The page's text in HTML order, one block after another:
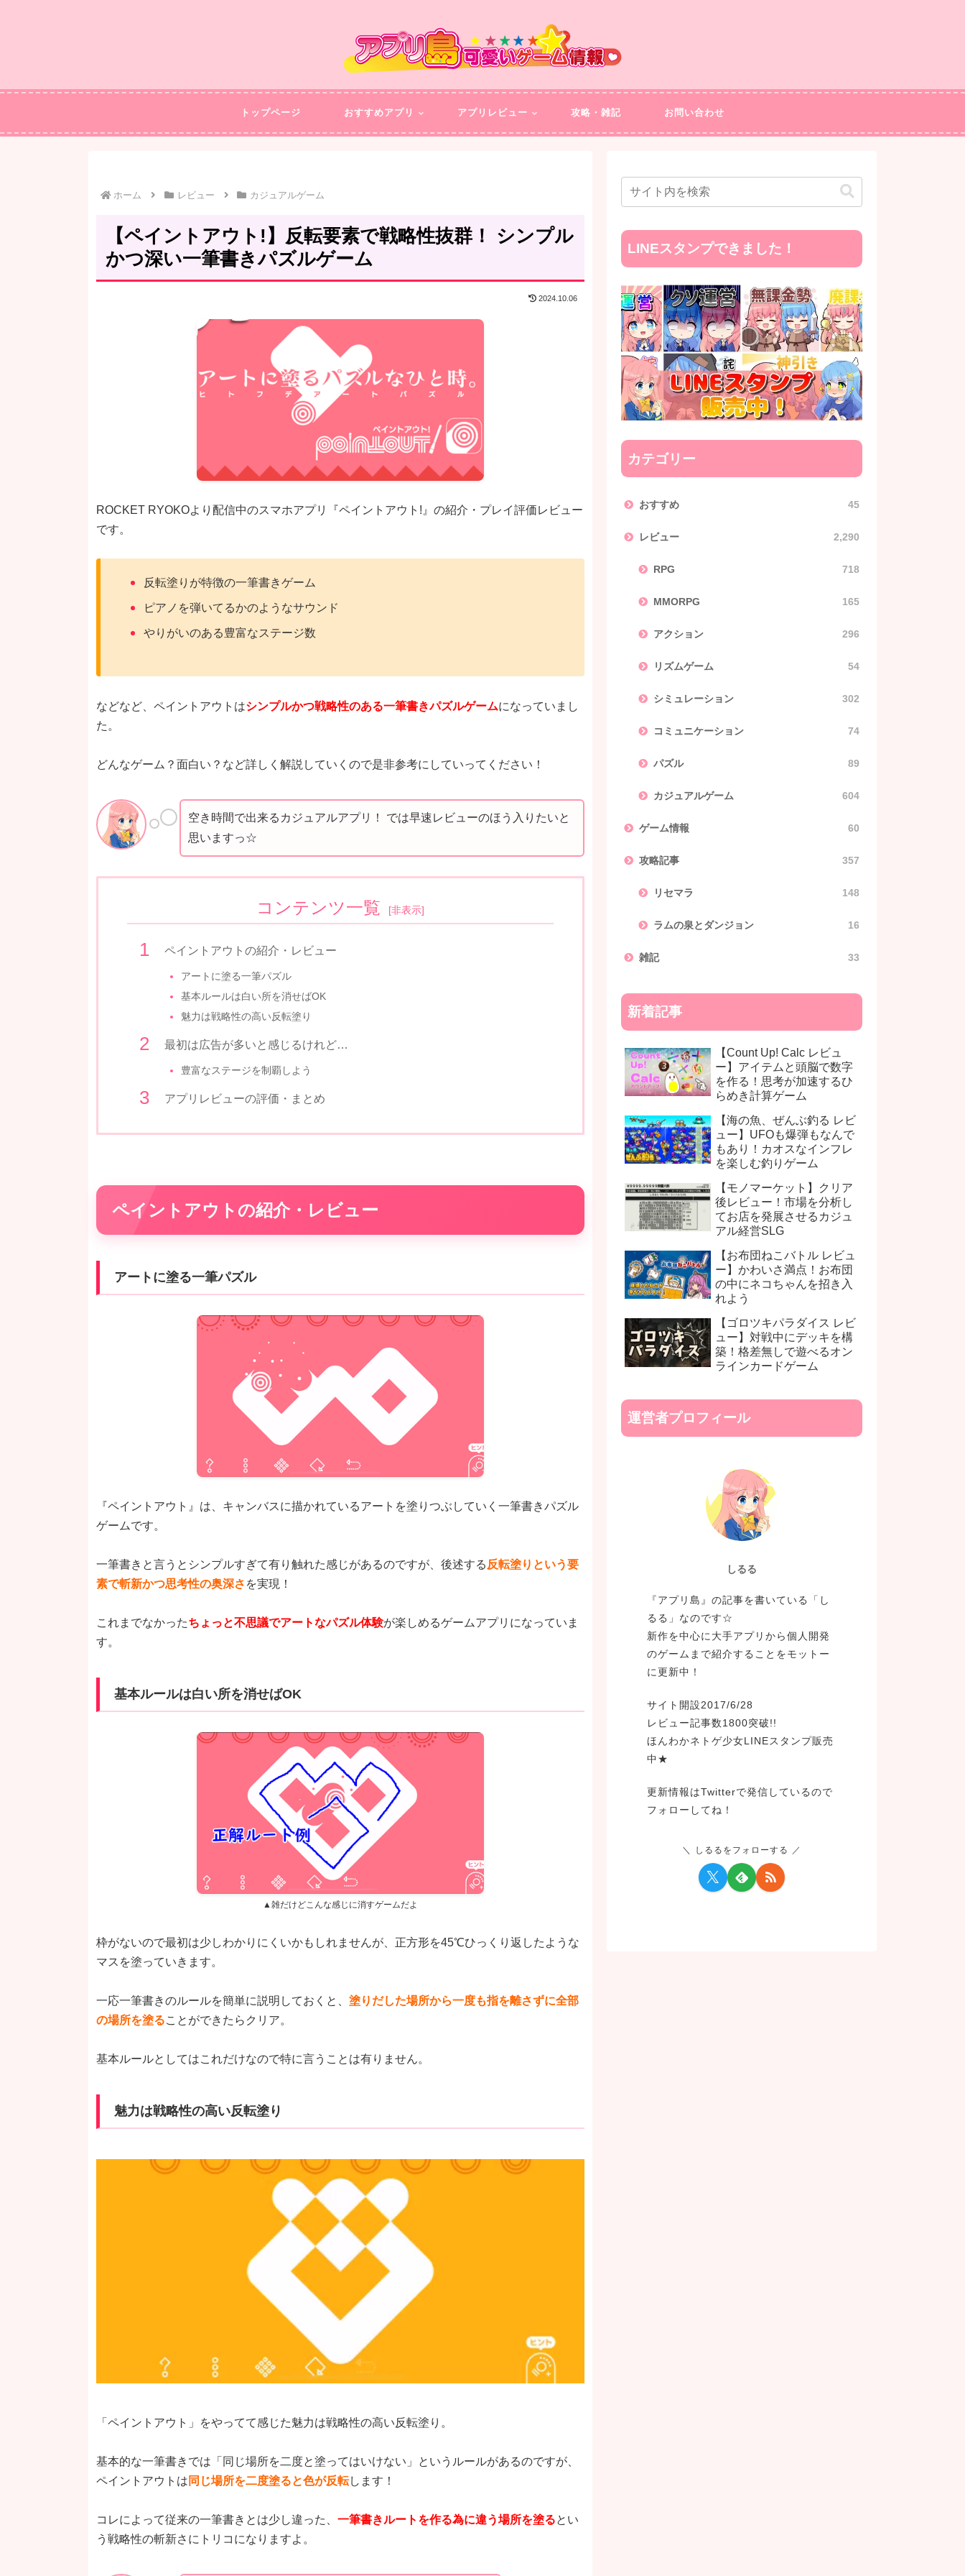
トップページ おすすめアプリ アプリレビュー 攻略・雑記 お問い合わせ
ホーム レビュー カジュアルゲーム
【ペイントアウト!】反転要素で戦略性抜群！ シンプル
かつ深い一筆書きパズルゲーム
2024.10.06
ROCKET RYOKOより配信中のスマホアプリ『ペイントアウト!』の紹介・プレイ評価レビュー
です。
反転塗りが特徴の一筆書きゲーム
ピアノを弾いてるかのようなサウンド
やりがいのある豊富なステージ数
などなど、ペイントアウトはシンプルかつ戦略性のある一筆書きパズルゲームになっていまし
た。
どんなゲーム？面白い？など詳しく解説していくので是非参考にしていってください！
空き時間で出来るカジュアルアプリ！ では早速レビューのほう入りたいと
思いますっ☆
コンテンツ一覧 [非表示]
ペイントアウトの紹介・レビュー
アートに塗る一筆パズル
基本ルールは白い所を消せばOK
魅力は戦略性の高い反転塗り
最初は広告が多いと感じるけれど…
豊富なステージを制覇しよう
アプリレビューの評価・まとめ
ペイントアウトの紹介・レビュー
アートに塗る一筆パズル
『ペイントアウト』は、キャンバスに描かれているアートを塗りつぶしていく一筆書きパズル
ゲームです。
一筆書きと言うとシンプルすぎて有り触れた感じがあるのですが、後述する 反転塗りという要
素で斬新かつ思考性の奥深さ を実現！
これまでなかったちょっと不思議でアートなパズル体験が楽しめるゲームアプリになっていま
す。
基本ルールは白い所を消せばOK
▲雑だけどこんな感じに消すゲームだよ
枠がないので最初は少しわかりにくいかもしれませんが、正方形を45℃ひっくり返したような
マスを塗っていきます。
一応一筆書きのルールを簡単に説明しておくと、 塗りだした場所から一度も指を離さずに全部
の場所を塗ることができたらクリア。
基本ルールとしてはこれだけなので特に言うことは有りません。
魅力は戦略性の高い反転塗り
「ペイントアウト」をやってて感じた魅力は戦略性の高い反転塗り。
基本的な一筆書きでは「同じ場所を二度と塗ってはいけない」というルールがあるのですが、
ペイントアウトは 同じ場所を二度塗ると色が反転します！
コレによって従来の一筆書きとは少し違った、 一筆書きルートを作る為に違う場所を塗るとい
う戦略性の斬新さにトリコになりますよ。
LINEスタンプできました！
カテゴリー
おすすめ 45
レビュー 2,290
RPG 718
MMORPG 165
アクション 296
リズムゲーム 54
シミュレーション 302
コミュニケーション 74
パズル 89
カジュアルゲーム 604
ゲーム情報 60
攻略記事 357
リセマラ 148
ラムの泉とダンジョン 16
雑記 33
新着記事
【Count Up! Calc レビュ
ー】アイテムと頭脳で数字
を作る！思考が加速するひ
らめき計算ゲーム
【海の魚、ぜんぶ釣る レビ
ュー】UFOも爆弾もなんで
もあり！カオスなインフレ
を楽しむ釣りゲーム
【モノマーケット】クリア
後レビュー！市場を分析し
てお店を発展させるカジュ
アル経営SLG
【お布団ねこバトル レビュ
ー】かわいさ満点！お布団
の中にネコちゃんを招き入
れよう
【ゴロツキパラダイス レビ
ュー】対戦中にデッキを構
築！格差無しで遊べるオン
ラインカードゲーム
運営者プロフィール
しるる
『アプリ島』の記事を書いている「し
るる」なのです☆
新作を中心に大手アプリから個人開発
のゲームまで紹介することをモットー
に更新中！
サイト開設2017/6/28
レビュー記事数1800突破!!
ほんわかネトゲ少女LINEスタンプ販売
中★
更新情報はTwitterで発信しているので
フォローしてね！
しるるをフォローする